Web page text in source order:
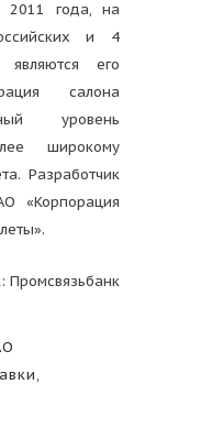
2011 года, на
и 4
являются его
салона
уровень
широкому
Разработчик
«Корпорация
Промсвязьбанк
,